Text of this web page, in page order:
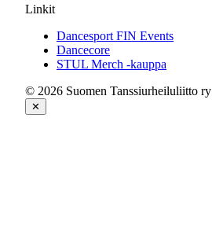
Linkit
Dancesport FIN Events
Dancecore
STUL Merch -kauppa
© 2026 Suomen Tanssiurheiluliitto ry
✕